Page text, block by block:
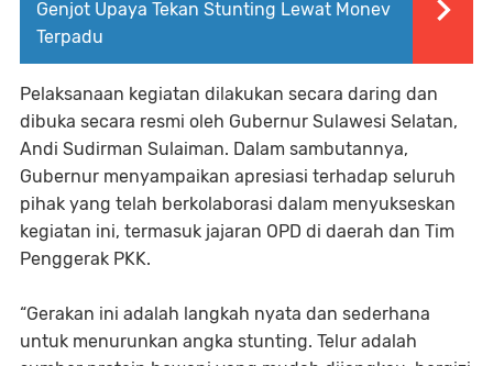
Genjot Upaya Tekan Stunting Lewat Monev
Terpadu
Pelaksanaan kegiatan dilakukan secara daring dan
dibuka secara resmi oleh Gubernur Sulawesi Selatan,
Andi Sudirman Sulaiman. Dalam sambutannya,
Gubernur menyampaikan apresiasi terhadap seluruh
pihak yang telah berkolaborasi dalam menyukseskan
kegiatan ini, termasuk jajaran OPD di daerah dan Tim
Penggerak PKK.
“Gerakan ini adalah langkah nyata dan sederhana
untuk menurunkan angka stunting. Telur adalah